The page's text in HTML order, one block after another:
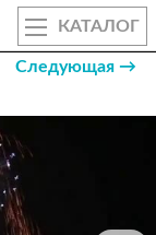
КАТАЛОГ
Следующая →